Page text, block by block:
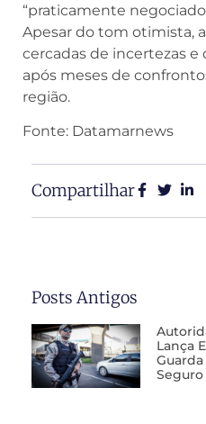
“praticamente
Apesar do tom otimista,
cercadas de incertezas
após meses de
região.
Fonte: Datamarnews
Compartilhar
Posts Antigos
Lança